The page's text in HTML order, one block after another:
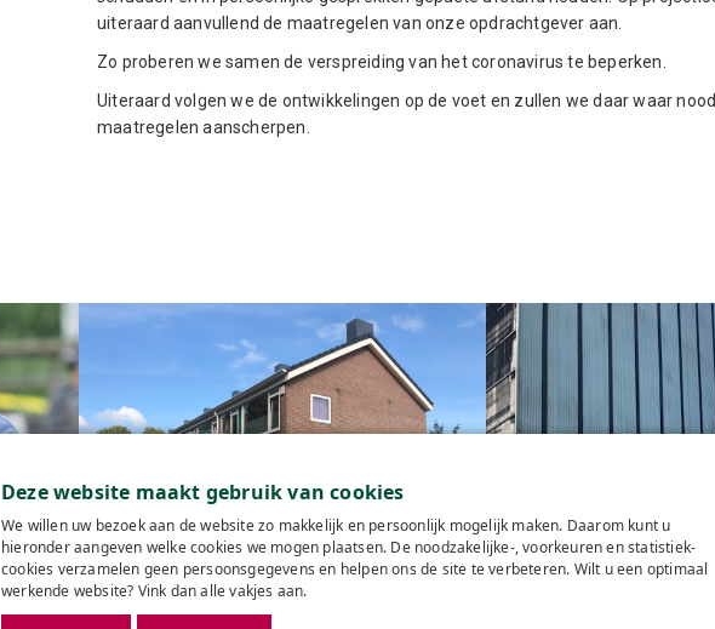
uiteraard aanvullend de maatregelen van onze opdrachtgever aan.
Zo proberen we samen de verspreiding van het coronavirus te beperken.
Uiteraard volgen we de ontwikkelingen op de voet en zullen we daar waar
maatregelen aanscherpen.
Renovatie 246 woningen van Lefier in
Groningen
Asbestsanering
Deze website maakt gebruik van cookies
We willen uw bezoek aan de website zo makkelijk en persoonlijk mogelijk maken. Daarom kunt u
hieronder aangeven welke cookies we mogen plaatsen. De noodzakelijke-, voorkeuren en statistiek-
cookies verzamelen geen persoonsgegevens en helpen ons de site te verbeteren. Wilt u een optimaal
werkende website? Vink dan alle vakjes aan.